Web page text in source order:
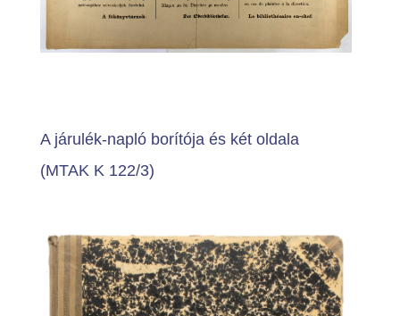
A járulék-napló borítója és két oldala
(MTAK K 122/3)